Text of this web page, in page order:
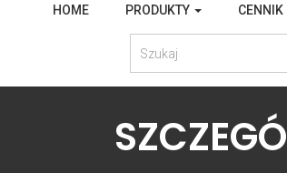
HOME PRODUKTY CENNIK